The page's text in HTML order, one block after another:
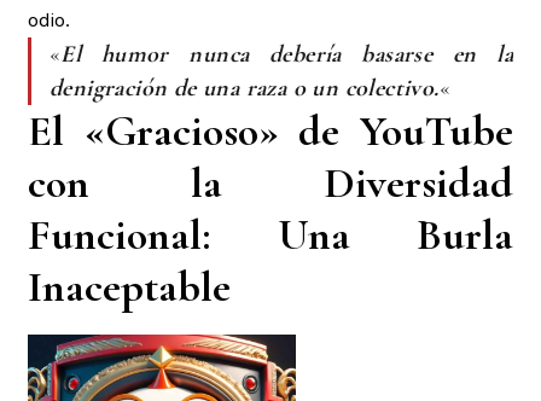
odio.
«El humor nunca debería basarse en la
denigración de una raza o un colectivo.«
El «Gracioso» de YouTube
con la Diversidad
Funcional: Una Burla
Inaceptable